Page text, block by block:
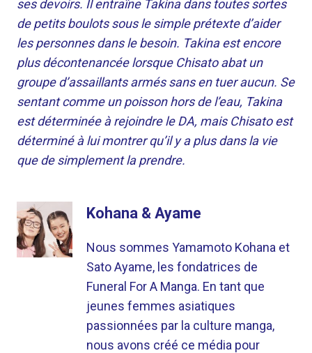
ses devoirs. Il entraîne Takina dans toutes sortes
de petits boulots sous le simple prétexte d’aider
les personnes dans le besoin. Takina est encore
plus décontenancée lorsque Chisato abat un
groupe d’assaillants armés sans en tuer aucun. Se
sentant comme un poisson hors de l’eau, Takina
est déterminée à rejoindre le DA, mais Chisato est
déterminé à lui montrer qu’il y a plus dans la vie
que de simplement la prendre.
Kohana & Ayame
Nous sommes Yamamoto Kohana et
Sato Ayame, les fondatrices de
Funeral For A Manga. En tant que
jeunes femmes asiatiques
passionnées par la culture manga,
nous avons créé ce média pour